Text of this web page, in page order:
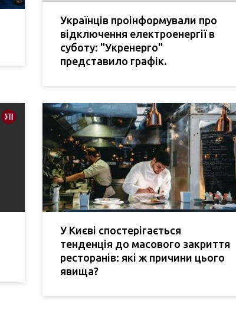
Українців проінформували про
відключення електроенергії в
суботу: "Укренерго"
представило графік.
У Києві спостерігається
тенденція до масового закриття
ресторанів: які ж причини цього
явища?